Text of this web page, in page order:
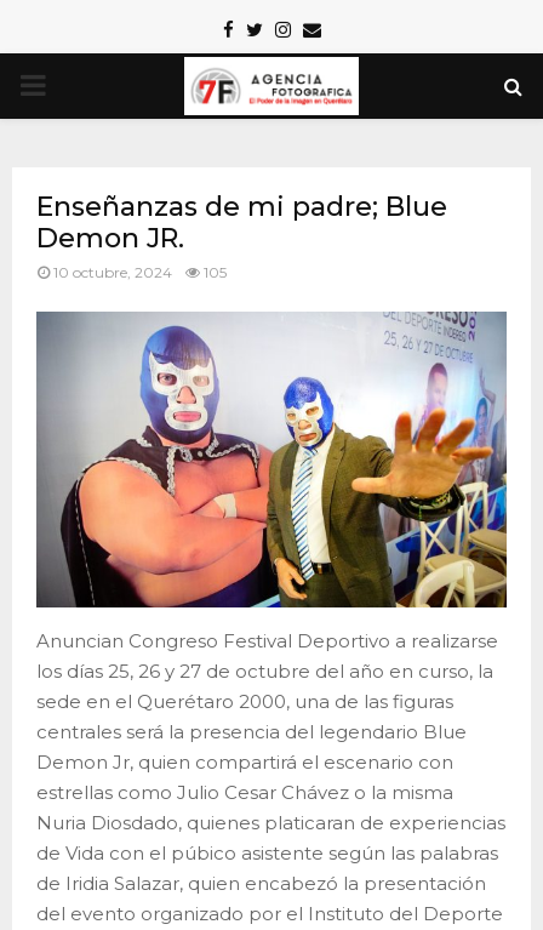
Facebook
TwitterInstagram
Email
PRIMARY
Enseñanzas de mi padre; Blue
Demon JR.
10 octubre, 2024 105
Anuncian Congreso Festival Deportivo a realizarse
los días 25, 26 y 27 de octubre del año en curso, la
sede en el Querétaro 2000, una de las figuras
centrales será la presencia del legendario Blue
Demon Jr, quien compartirá el escenario con
estrellas como Julio Cesar Chávez o la misma
Nuria Diosdado, quienes platicaran de experiencias
de Vida con el púbico asistente según las palabras
de Iridia Salazar, quien encabezó la presentación
del evento organizado por el Instituto del Deporte